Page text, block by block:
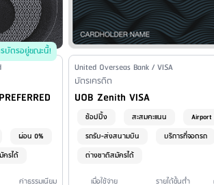
- ธนาคารกรุงศรีอยุธยา 40 บาท/รายการ (สำหรับยอด
ส 15 บาท/รายการ (รับชำระยอดเฉพาะเงินสดไม่เกิน
ายการ (ต่อยอดชำระทุก 50,000 บาท) - เคาเตอร์เซอ
าท/รายการ
บัตรอยู่ขณะนี้!
ผ่อน 0%
ครได้
ค่าธรรมเนียม
Issuer Name / Credit Card Type
United Overseas Bank / VISA
Financial Product Type
บัตรเครดิต
Credit Card Name
UOB Zenith VISA
ช้อปปิ้ง สะสมคะแนน
Airport
รถรับ-ส่งสนามบิน
บริการที่จอดรถ
ต่างชาติสมัครได้
เมื่อใช้จ่าย รายได้ขั้นต่ำ